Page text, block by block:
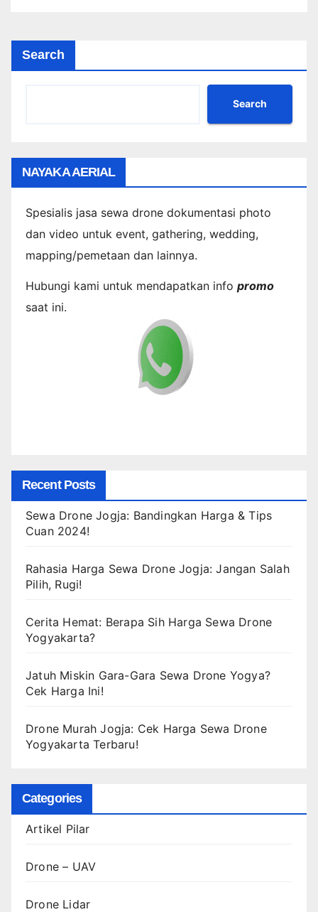
Search
Search
NAYAKA AERIAL
Spesialis jasa sewa drone dokumentasi photo
dan video untuk event, gathering, wedding,
mapping/pemetaan dan lainnya.
Hubungi kami untuk mendapatkan info promo
saat ini.
Recent Posts
Sewa Drone Jogja: Bandingkan Harga & Tips
Cuan 2024!
Rahasia Harga Sewa Drone Jogja: Jangan Salah
Pilih, Rugi!
Cerita Hemat: Berapa Sih Harga Sewa Drone
Yogyakarta?
Jatuh Miskin Gara-Gara Sewa Drone Yogya?
Cek Harga Ini!
Drone Murah Jogja: Cek Harga Sewa Drone
Yogyakarta Terbaru!
Categories
Artikel Pilar
Drone – UAV
Drone Lidar